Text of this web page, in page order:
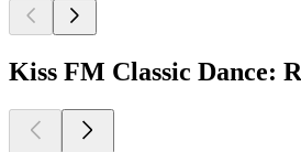
Kiss FM Classic Dance: